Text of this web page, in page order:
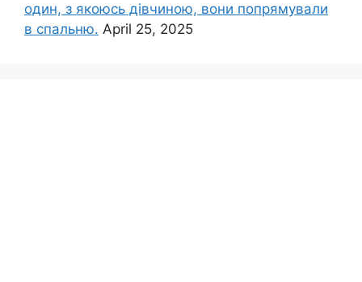
один, з якоюсь дівчиною, вони попрямували
в спальню. April 25, 2025